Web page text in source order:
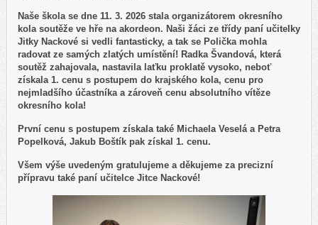
Naše škola se dne 11. 3. 2026 stala organizátorem okresního
kola soutěže ve hře na akordeon. Naši žáci ze třídy paní učitelky
Jitky Nackové si vedli fantasticky, a tak se Polička mohla
radovat ze samých zlatých umístění! Radka Švandová, která
soutěž zahajovala, nastavila laťku proklatě vysoko, neboť
získala 1. cenu s postupem do krajského kola, cenu pro
nejmladšího účastníka a zároveň cenu absolutního vítěze
okresního kola!
První cenu s postupem získala také Michaela Veselá a Petra
Popelková, Jakub Boštík pak získal 1. cenu.
Všem výše uvedeným gratulujeme a děkujeme za precizní
přípravu také paní učitelce Jitce Nackové!